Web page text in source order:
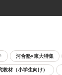
河合塾×東大特集
教材（小学生向け）